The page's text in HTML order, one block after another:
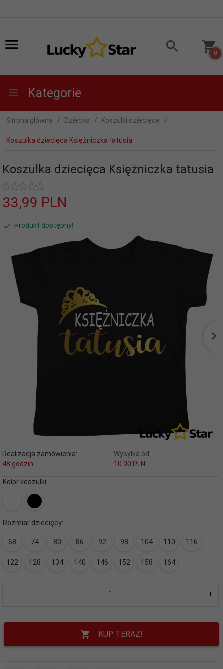
0
Kategorie
Strona główna Dziecko Koszulki dziecięce
Koszulka dziecięca Księżniczka tatusia
Koszulka dziecięca Księżniczka tatusia
33,99 PLN
Produkt dostępny!
Realizacja zamówienia:
48 godzin
Wysyłka od:
10.00 PLN
Kolor koszulki:
Rozmiar dziecięcy:
68 74 80 86 92 98 104 110 116
122 128 134 140 146 152 158 164
KUP TERAZ!